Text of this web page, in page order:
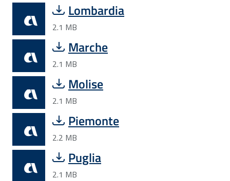
Lombardia
2.1 MB
Marche
2.1 MB
Molise
2.1 MB
Piemonte
2.2 MB
Puglia
2.1 MB